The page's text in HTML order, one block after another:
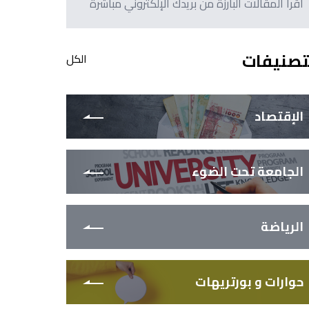
الكل
الإقتصاد
الجامعة تحت الضوء
الرياضة
حوارات و بورتريهات